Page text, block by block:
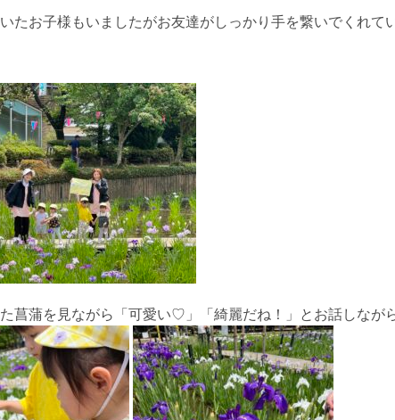
たお子様もいましたがお友達がしっかり手を繋いでくれて
菖蒲を見ながら「可愛い♡」「綺麗だね！」とお話しなが